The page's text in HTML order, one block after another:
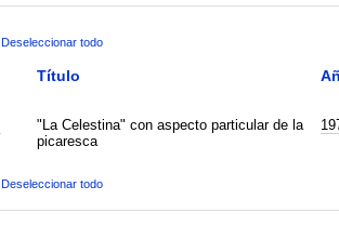
Deseleccionar todo
Título
"La Celestina" con aspecto particular de la
picaresca
Deseleccionar todo